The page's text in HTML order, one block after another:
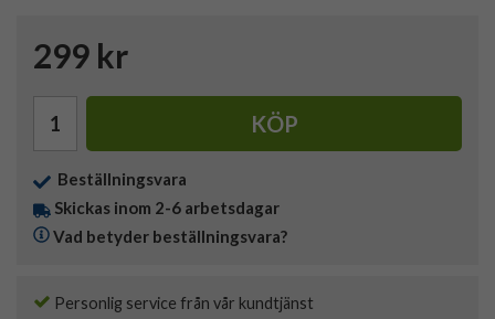
299 kr
KÖP
Beställningsvara
Skickas inom 2-6 arbetsdagar
Vad betyder beställningsvara?
Personlig service från vår kundtjänst